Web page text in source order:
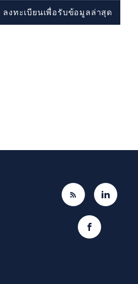
ลงทะเบียนเพื่อรับข้อมูลล่าสุด